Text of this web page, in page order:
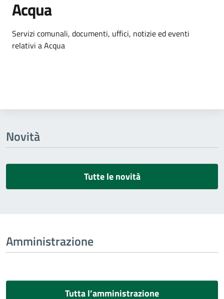
Acqua
Dettagli dell'argomento
Servizi comunali, documenti, uffici, notizie ed eventi
relativi a Acqua
Novità
Tutte le novità
Amministrazione
Tutta l’amministrazione